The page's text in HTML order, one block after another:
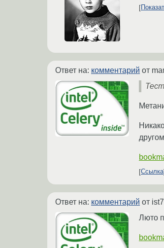
Ответ на: комментарий от
Ссылка
Ответ на: комментарий от
Люто